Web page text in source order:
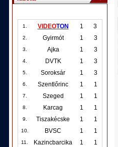
1. VIDEOTON 1 3
2. Gyirmót 1 3
3. Ajka 1 3
4. DVTK 1 3
5. Soroksár 1 3
6. Szentlőrinc 1 1
7. Szeged 1 1
8. Karcag 1 1
9. Tiszakécske 1 1
10. BVSC 1 1
11. Kazincbarcika 1 1